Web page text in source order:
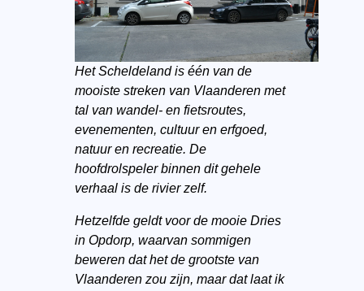
Het Scheldeland is één van de
mooiste streken van Vlaanderen met
tal van wandel- en fietsroutes,
evenementen, cultuur en erfgoed,
natuur en recreatie. De
hoofdrolspeler binnen dit gehele
verhaal is de rivier zelf.
Hetzelfde geldt voor de mooie Dries
in Opdorp, waarvan sommigen
beweren dat het de grootste van
Vlaanderen zou zijn, maar dat laat ik